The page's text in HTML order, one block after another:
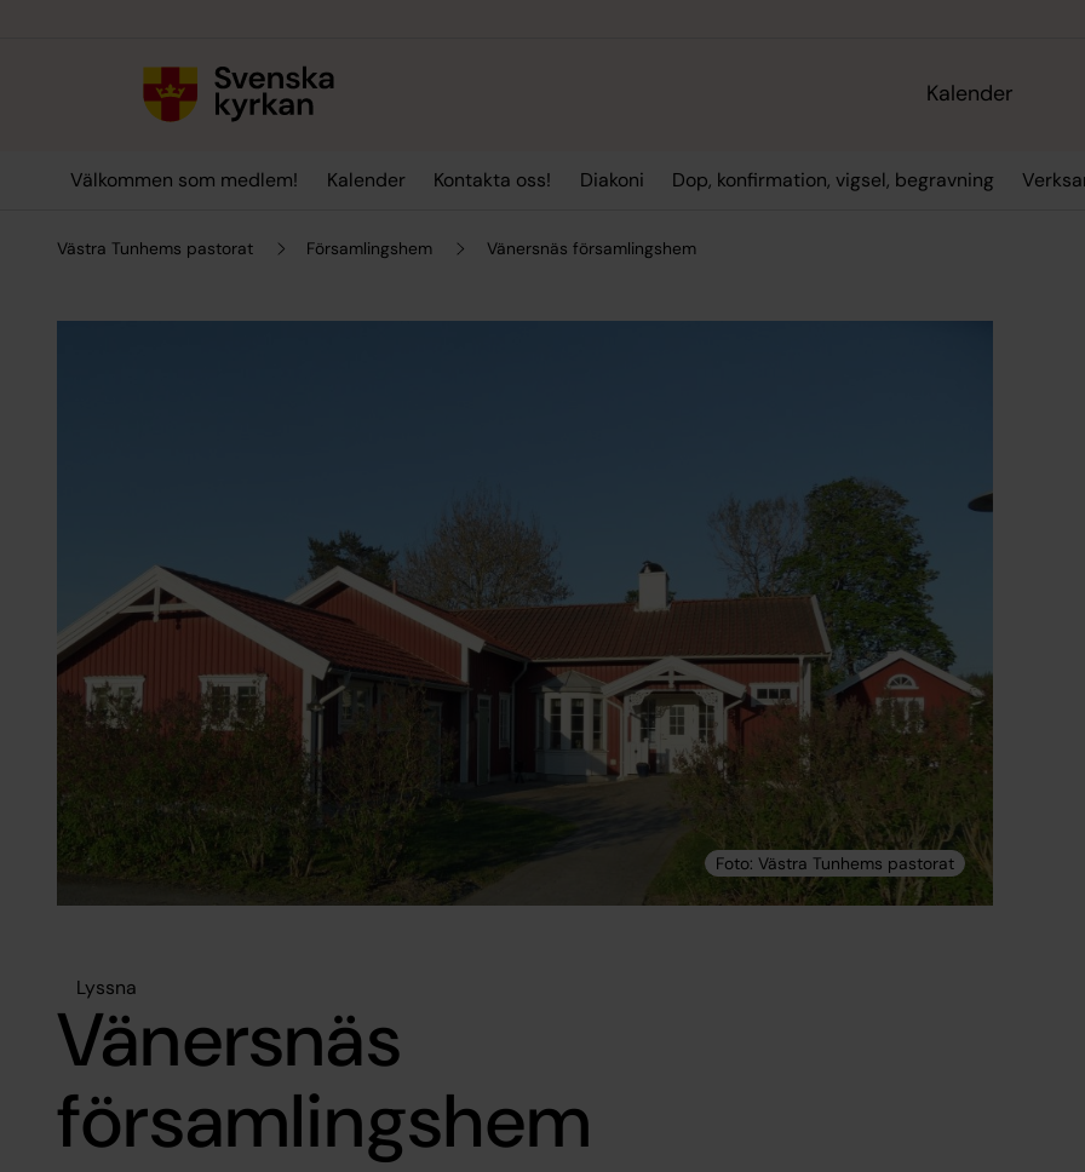
Kalender
Välkommen som medlem! Kalender Kontakta oss! Diakoni Dop, konfirmation, vigsel, begravning
Västra Tunhems pastorat Församlingshem Vänersnäs församlingshem
Lyssna
Vänersnäs
församlingshem